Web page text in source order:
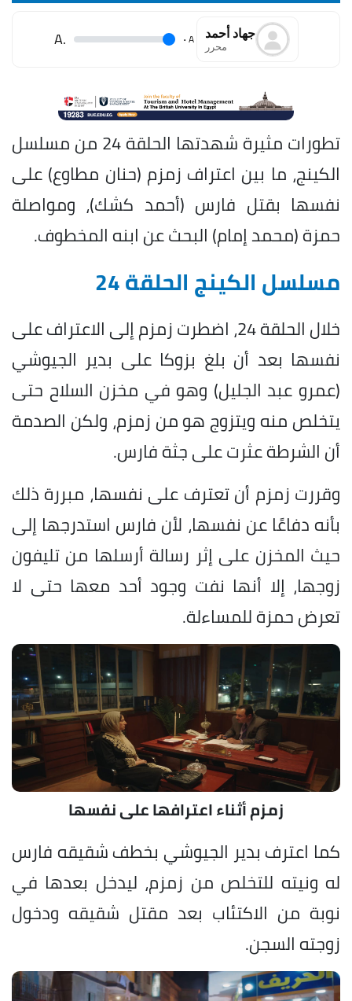
جهاد أحمد
محرر A
.
.A
تطورات مثيرة شهدتها الحلقة 24 من مسلسل
الكينج، ما بين اعتراف زمزم (حنان مطاوع) على
نفسها بقتل فارس (أحمد كشك)، ومواصلة
حمزة (محمد إمام) البحث عن ابنه المخطوف.
مسلسل الكينج الحلقة 24
خلال الحلقة 24، اضطرت زمزم إلى الاعتراف على
نفسها بعد أن بلغ بزوكا على بدير الجيوشي
(عمرو عبد الجليل) وهو في مخزن السلاح حتى
يتخلص منه ويتزوج هو من زمزم، ولكن الصدمة
أن الشرطة عثرت على جثة فارس.
وقررت زمزم أن تعترف على نفسها، مبررة ذلك
بأنه دفاعًا عن نفسها، لأن فارس استدرجها إلى
حيث المخزن على إثر رسالة أرسلها من تليفون
زوجها، إلا أنها نفت وجود أحد معها حتى لا
تعرض حمزة للمساءلة.
زمزم أثناء اعترافها على نفسها
كما اعترف بدير الجيوشي بخطف شقيقه فارس
له ونيته للتخلص من زمزم، ليدخل بعدها في
نوبة من الاكتئاب بعد مقتل شقيقه ودخول
زوجته السجن.